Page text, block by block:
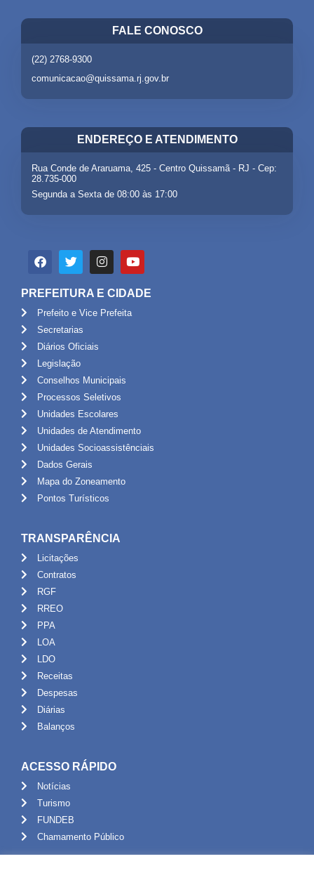
FALE CONOSCO
(22) 2768-9300
comunicacao@quissama.rj.gov.br
ENDEREÇO E ATENDIMENTO
Rua Conde de Araruama, 425 - Centro Quissamã - RJ - Cep:
28.735-000
Segunda a Sexta de 08:00 às 17:00
PREFEITURA E CIDADE
Prefeito e Vice Prefeita
Secretarias
Diários Oficiais
Legislação
Conselhos Municipais
Processos Seletivos
Unidades Escolares
Unidades de Atendimento
Unidades Socioassistênciais
Dados Gerais
Mapa do Zoneamento
Pontos Turísticos
TRANSPARÊNCIA
Licitações
Contratos
RGF
RREO
PPA
LOA
LDO
Receitas
Despesas
Diárias
Balanços
ACESSO RÁPIDO
Notícias
Turismo
FUNDEB
Chamamento Público